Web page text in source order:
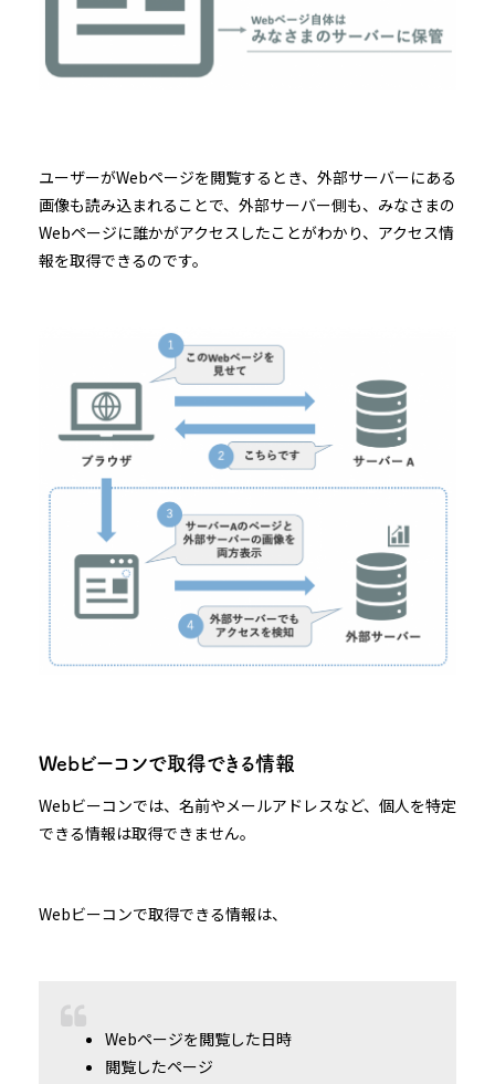
ユーザーがWebページを閲覧するとき、外部サーバーにある
画像も読み込まれることで、外部サーバー側も、みなさまの
Webページに誰かがアクセスしたことがわかり、アクセス情
報を取得できるのです。
Webビーコンで取得できる情報
Webビーコンでは、名前やメールアドレスなど、個人を特定
できる情報は取得できません。
Webビーコンで取得できる情報は、
Webページを閲覧した日時
閲覧したページ